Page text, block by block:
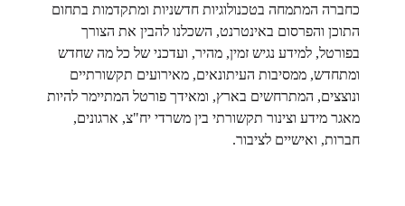
כחברה המתמחה בטכנולוגיות חדשניות ומתקדמות בתחום
התוכן והפרסום באינטרנט, השכלנו להבין את הצורך
בפורטל, למידע נגיש זמין, מהיר, ועדכני של כל מה שחדש
ומתחדש, ממסיבות העיתונאים, מאירועים תקשורתיים
ונוצצים, המתרחשים בארץ, ומאידך פורטל המתיימר להיות
מאגר מידע וצינור תקשורתי בין משרדי יח"צ, ארגונים,
חברות, ואישיים לציבור.